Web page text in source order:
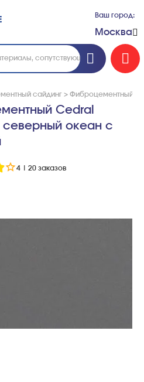
Ваш город:
Москва
сайдинг > Фиброцементный
Cedral
северный океан с
4 20 заказов